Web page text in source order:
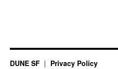
DUNE SF Privacy Policy